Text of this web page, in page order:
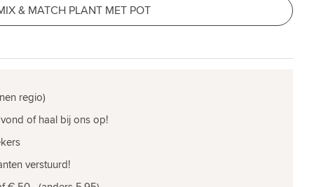
& MATCH PLANT MET POT
regio)
of haal bij ons op!
verstuurd!